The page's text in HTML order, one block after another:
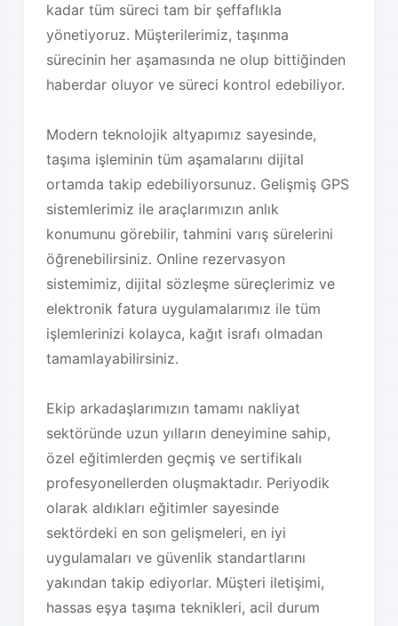
kadar tüm süreci tam bir şeffaflıkla
yönetiyoruz. Müşterilerimiz, taşınma
sürecinin her aşamasında ne olup bittiğinden
haberdar oluyor ve süreci kontrol edebiliyor.
Modern teknolojik altyapımız sayesinde,
taşıma işleminin tüm aşamalarını dijital
ortamda takip edebiliyorsunuz. Gelişmiş GPS
sistemlerimiz ile araçlarımızın anlık
konumunu görebilir, tahmini varış sürelerini
öğrenebilirsiniz. Online rezervasyon
sistemimiz, dijital sözleşme süreçlerimiz ve
elektronik fatura uygulamalarımız ile tüm
işlemlerinizi kolayca, kağıt israfı olmadan
tamamlayabilirsiniz.
Ekip arkadaşlarımızın tamamı nakliyat
sektöründe uzun yılların deneyimine sahip,
özel eğitimlerden geçmiş ve sertifikalı
profesyonellerden oluşmaktadır. Periyodik
olarak aldıkları eğitimler sayesinde
sektördeki en son gelişmeleri, en iyi
uygulamaları ve güvenlik standartlarını
yakından takip ediyorlar. Müşteri iletişimi,
hassas eşya taşıma teknikleri, acil durum